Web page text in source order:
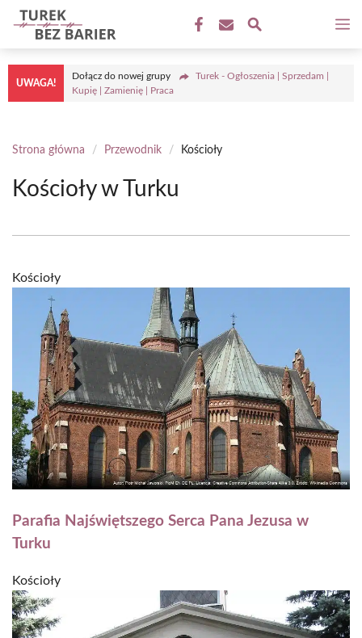
Przejdź
do
treści
UWAGA!
Dołącz do nowej grupy
Turek - Ogłoszenia | Sprzedam |
Kupię | Zamienię | Praca
Strona główna / Przewodnik / Kościoły
Kościoły w Turku
Kościoły
Parafia Najświętszego Serca Pana Jezusa w
Turku
Kościoły